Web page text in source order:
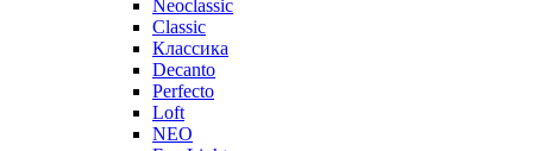
Neoclassic
Classic
Классика
Decanto
Perfecto
Loft
NEO